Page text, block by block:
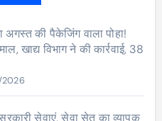
की पैकेजिंग वाला पोहा!
खाद्य विभाग ने की कार्रवाई, 38